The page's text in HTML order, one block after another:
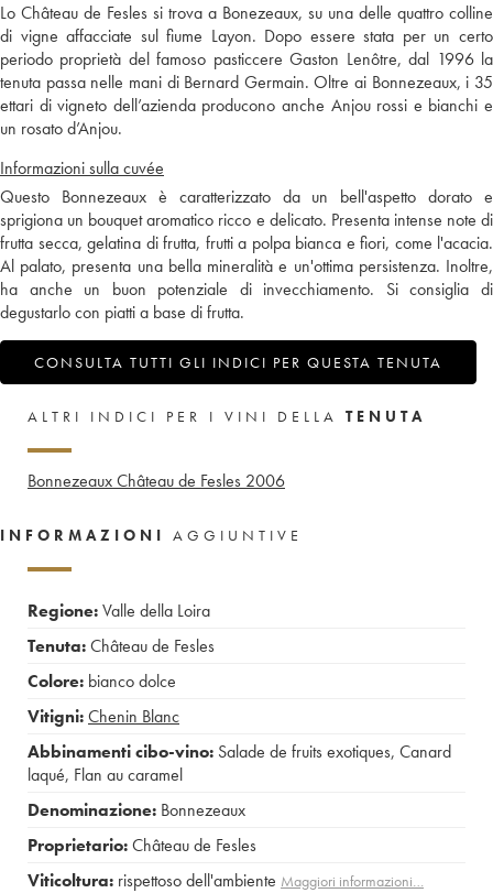
Lo Château de Fesles si trova a Bonezeaux, su una delle quattro colline
di vigne affacciate sul fiume Layon. Dopo essere stata per un certo
periodo proprietà del famoso pasticcere Gaston Lenôtre, dal 1996 la
tenuta passa nelle mani di Bernard Germain. Oltre ai Bonnezeaux, i 35
ettari di vigneto dell’azienda producono anche Anjou rossi e bianchi e
un rosato d’Anjou.
Informazioni sulla cuvée
Questo Bonnezeaux è caratterizzato da un bell'aspetto dorato e
sprigiona un bouquet aromatico ricco e delicato. Presenta intense note di
frutta secca, gelatina di frutta, frutti a polpa bianca e fiori, come l'acacia.
Al palato, presenta una bella mineralità e un'ottima persistenza. Inoltre,
ha anche un buon potenziale di invecchiamento. Si consiglia di
degustarlo con piatti a base di frutta.
CONSULTA TUTTI GLI INDICI PER QUESTA TENUTA
ALTRI INDICI PER I VINI DELLA TENUTA
Bonnezeaux Château de Fesles 2006
INFORMAZIONI AGGIUNTIVE
Regione:Valle della Loira
Tenuta:Château de Fesles
Colore: bianco dolce
Vitigni:Chenin Blanc
Abbinamenti cibo-vino: Salade de fruits exotiques, Canard
laqué, Flan au caramel
Denominazione: Bonnezeaux
Proprietario:Château de Fesles
Viticoltura: rispettoso dell'ambiente Maggiori informazioni…